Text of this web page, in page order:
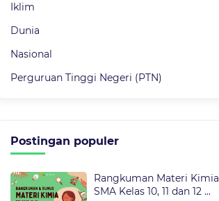
Iklim
Dunia
Nasional
Perguruan Tinggi Negeri (PTN)
Postingan populer
Rangkuman Materi Kimia
SMA Kelas 10, 11 dan 12 ...